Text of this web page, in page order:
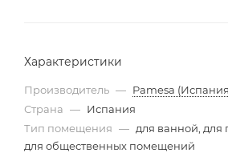
Характеристики
Производитель — Pamesa
Страна — Испания
Тип помещения — для ванной, для
для общественных помещений